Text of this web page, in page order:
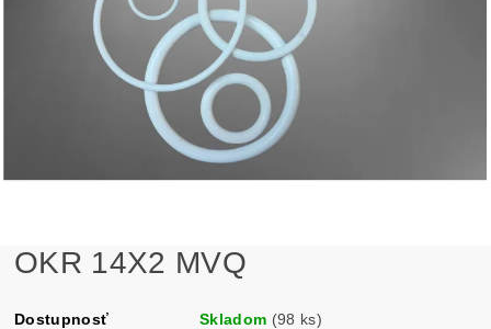
OKR 14X2 MVQ
Dostupnosť Skladom (98 ks)